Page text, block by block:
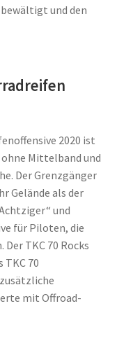
und den
2020 ist
Mittelband und
Der Grenzgänger
Gelände als der
und
für Piloten, die
TKC 70 Rocks
70
mit Offroad-